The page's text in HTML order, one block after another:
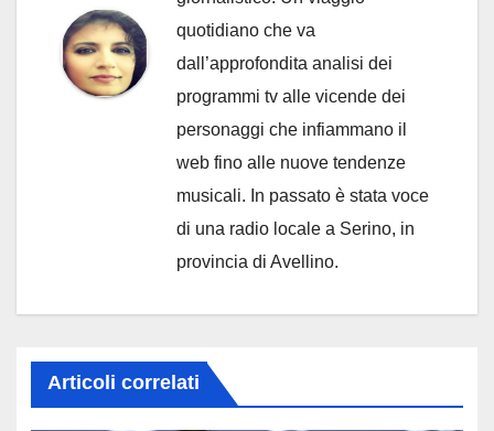
quotidiano che va
dall’approfondita analisi dei
programmi tv alle vicende dei
personaggi che infiammano il
web fino alle nuove tendenze
musicali. In passato è stata voce
di una radio locale a Serino, in
provincia di Avellino.
Articoli correlati